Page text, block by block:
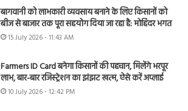
बागवानी को लाभकारी व्यवसाय बनाने के लिए किसानों को
बीज से बाजार तक पूरा सहयोग दिया जा रहा है: मोहिंदर भगत
15 July 2026 - 11:43 AM
Farmers ID Card बनेगा किसानों की पहचान, मिलेंगे भरपूर
लाभ, बार-बार रजिस्ट्रेशन का झंझट खत्म, ऐसे करें अप्लाई
10 July 2026 - 12:42 PM